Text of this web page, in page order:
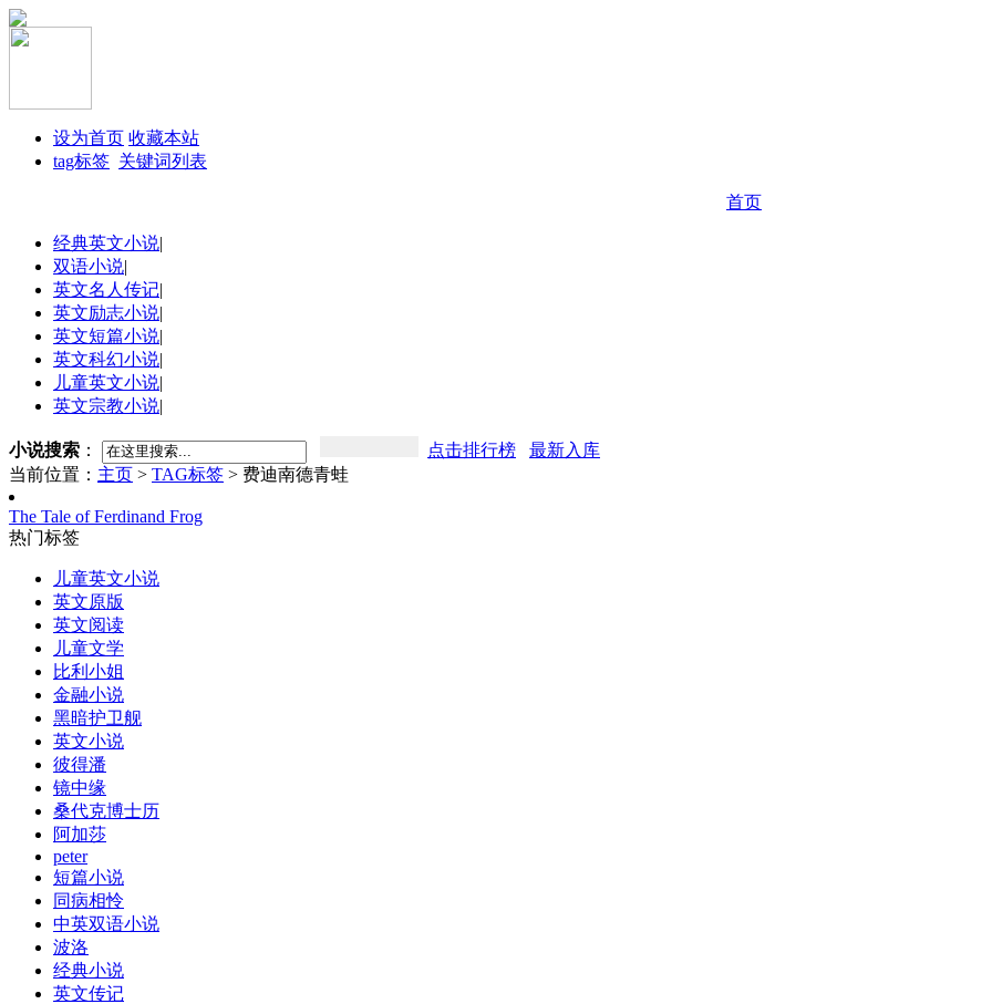
设为首页 收藏本站
tag标签 关键词列表
首页
经典英文小说|
双语小说|
英文名人传记|
英文励志小说|
英文短篇小说|
英文科幻小说|
儿童英文小说|
英文宗教小说|
小说搜索 ： 点击排行榜
最新入库
当前位置： 主页 > TAG标签 > 费迪南德青蛙
The Tale of Ferdinand Frog
热门标签
儿童英文小说
英文原版
英文阅读
儿童文学
比利小姐
金融小说
黑暗护卫舰
英文小说
彼得潘
镜中缘
桑代克博士历
阿加莎
peter
短篇小说
同病相怜
中英双语小说
波洛
经典小说
英文传记